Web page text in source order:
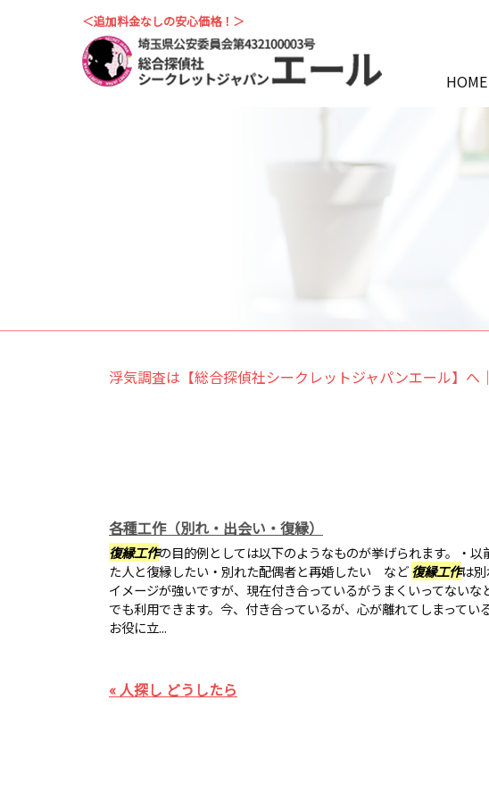
＜追加料金なしの安心価格！＞
HOME
浮気調査は【総合探偵社シークレットジャパンエール】へ
各種工作（別れ・出会い・復縁）
復縁工作の目的例としては以下のようなものが挙げられます。・以
た人と復縁したい・別れた配偶者と再婚したい など復縁工作は
イメージが強いですが、現在付き合っているがうまくいってないな
でも利用できます。今、付き合っているが、心が離れてしまってい
お役に立...
« 人探し どうしたら